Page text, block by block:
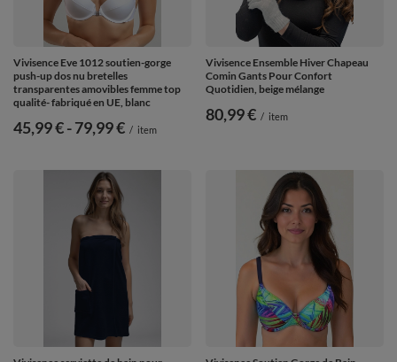
Vivisence Eve 1012 soutien-gorge
push-up dos nu bretelles
transparentes amovibles femme top
qualité- fabriqué en UE, blanc
de
45,99 €-vers le bas
79,99 € / item
Vivisence Ensemble Hiver Chapeau
Comin Gants Pour Confort
Quotidien, beige mélange
80,99 € / item